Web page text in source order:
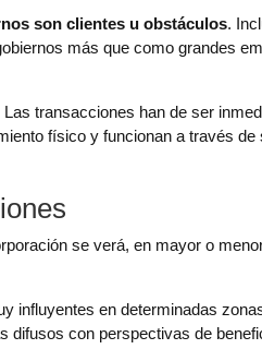
son clientes u obstáculos.
más que como grandes
transacciones han de ser
físico y funcionan a través de
se verá, en mayor o
influyentes en determinadas
difusos con perspectivas de